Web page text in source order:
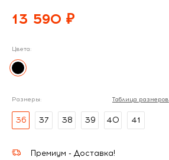
13 590 ₽
Цвета:
Размеры: Таблица размеров
36 37 38 39 40 41
Премиум - Доставка!